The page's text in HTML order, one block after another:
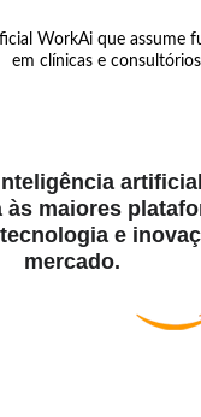
às maiores
e
mercado.